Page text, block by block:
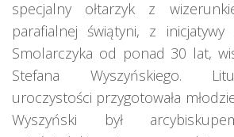
specjalny ołtarzyk z
parafialnej świątyni, z inicjatywy
Smolarczyka od ponad 30 lat,
Stefana Wyszyńskiego.
uroczystości przygotowała
Wyszyński był